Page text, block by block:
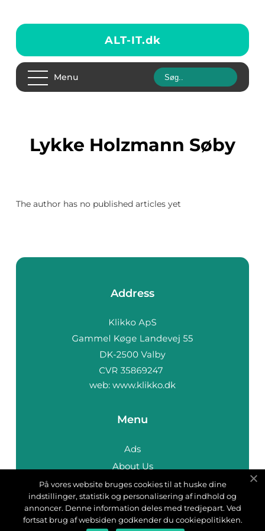
ALT-IT.dk
Menu
Lykke Holzmann Søby
The author has no published articles yet
Address
web: www.klikko.dk
Menu
Ads
About Us
Cookies
Contact
Sitemap
På vores website bruges cookies til at huske dine
indstillinger, statistik og personalisering af indhold og
annoncer. Denne information deles med tredjepart. Ved
fortsat brug af websiden godkender du cookiepolitikken.